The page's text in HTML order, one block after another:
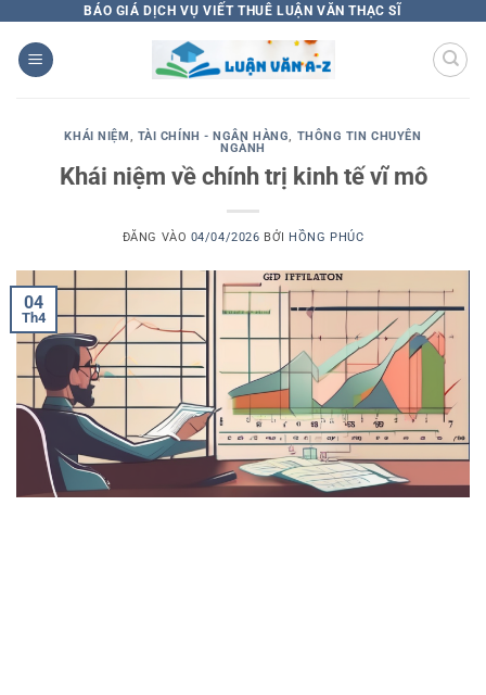
qua
nội
BÁO GIÁ DỊCH VỤ VIẾT THUÊ LUẬN VĂN THẠC SĨ
KHÁI NIỆM, TÀI CHÍNH - NGÂN HÀNG, THÔNG TIN CHUYÊN
NGÀNH
Khái niệm về chính trị kinh tế vĩ mô
ĐĂNG VÀO 04/04/2026 BỞI HỒNG PHÚC
04
Th4